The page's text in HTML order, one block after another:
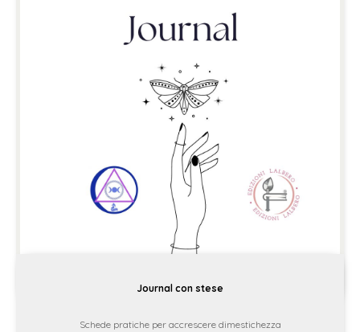
Journal con stese
Schede pratiche per accrescere dimestichezza